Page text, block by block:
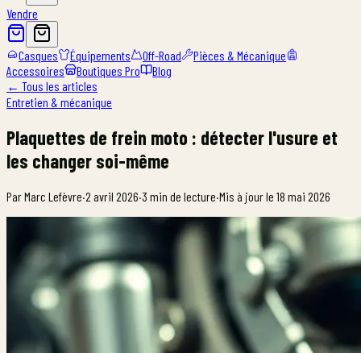
Vendre
Casques Équipements Off-Road
Pièces & Mécanique
Accessoires
Boutiques Pro
Blog
← Tous les articles
Entretien & mécanique
Plaquettes de frein moto : détecter l'usure et
les changer soi-même
ParMarc Lefèvre·2 avril 2026·3 min de lecture·Mis à jour le 18 mai 2026